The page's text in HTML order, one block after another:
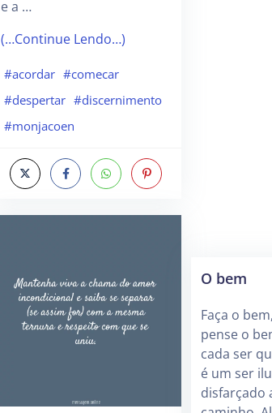
e a …
(…Continue Lendo…)
#acordar #comecar
#despertar #discernimento
#monjacoen
O bem
Faça o
pense o
cada ser
é um ser
disfarçado